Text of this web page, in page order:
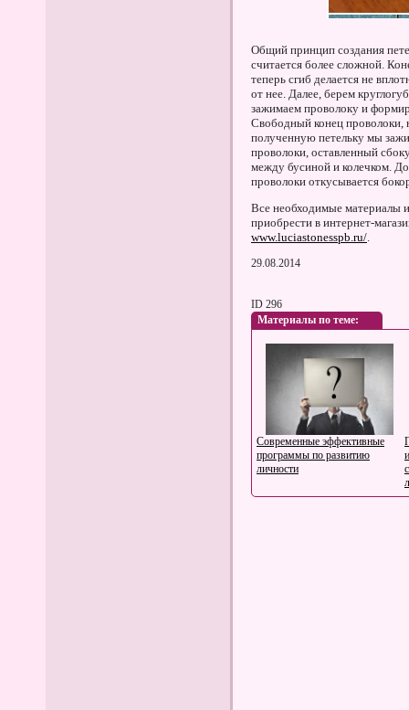
Общий принцип создания
считается более сложной.
теперь сгиб делается не
от нее. Далее, берем
зажимаем проволоку и
Свободный конец проволоки,
полученную петельку мы
проволоки, оставленный
между бусиной и колечком.
проволоки откусывается
Все необходимые материалы
приобрести в интернет-
www.luciastonesspb.ru/.
29.08.2014
ID 296
Материалы по теме:
Современные эффективные
программы по развитию
личности